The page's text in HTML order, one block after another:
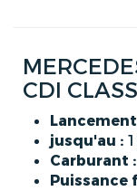
CDI
jusqu'au :
Carburant :
Puissance